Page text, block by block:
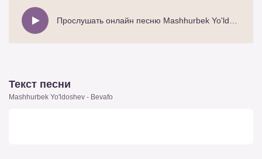
Текст песни
Mashhurbek Yo'ldoshev - Bevafo